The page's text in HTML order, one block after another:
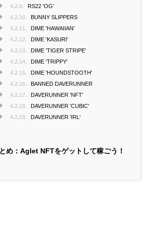
4.2.9.
RS22 'OG'
4.2.10.
BUNNY SLIPPERS
4.2.11.
DIME 'HAWAIIAN'
4.2.12.
DIME 'KASURI'
4.2.13.
DIME 'TIGER STRIPE'
4.2.14.
DIME 'TRIPPY'
4.2.15.
DIME 'HOUNDSTOOTH'
4.2.16.
BANNED DAVERUNNER
4.2.17.
DAVERUNNER 'NFT'
4.2.18.
DAVERUNNER 'CUBIC'
4.2.19.
DAVERUNNER 'IRL'
め：Aglet NFTをゲットして稼ごう！